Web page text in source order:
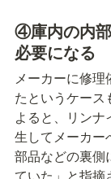
④庫内の内
必要になる
メーカーに修
たというケース
よると、リン
生してメーカー
部品などの裏側